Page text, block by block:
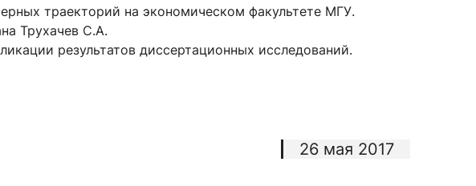
полка
аналитический отдел
траекторий на экономическом факультете МГУ.
Трухачев С.А.
результатов диссертационных исследований.
26 мая 2017